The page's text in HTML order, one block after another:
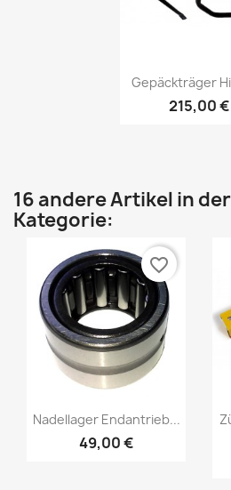
Gepäckträger
215,00 €
16 andere Artikel in
Kategorie:
Nadellager Endantrieb...
49,00 €
favorite_border